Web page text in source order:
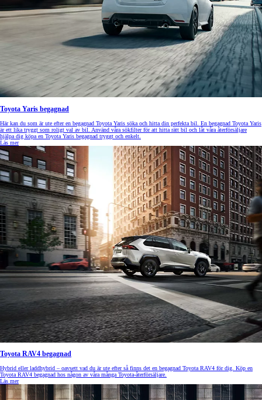
Toyota Yaris begagnad
Här kan du som är ute efter en begagnad Toyota Yaris söka och hitta din perfekta bil. En begagnad Toyota Yaris
är ett lika tryggt som roligt val av bil. Använd våra sökfilter för att hitta rätt bil och låt våra återförsäljare
hjälpa dig köpa en Toyota Yaris begagnad tryggt och enkelt.
Läs mer
Toyota RAV4 begagnad
Hybrid eller laddhybrid – oavsett vad du är ute efter så finns det en begagnad Toyota RAV4 för dig. Köp en
Toyota RAV4 begagnad hos någon av våra många Toyota-återförsäljare.
Läs mer